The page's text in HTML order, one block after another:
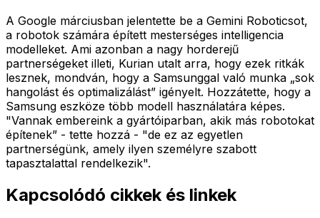
A Google márciusban jelentette be a Gemini Roboticsot,
a robotok számára épített mesterséges intelligencia
modelleket. Ami azonban a nagy horderejű
partnerségeket illeti, Kurian utalt arra, hogy ezek ritkák
lesznek, mondván, hogy a Samsunggal való munka „sok
hangolást és optimalizálást” igényelt. Hozzátette, hogy a
Samsung eszköze több modell használatára képes.
"Vannak embereink a gyártóiparban, akik más robotokat
építenek” - tette hozzá - "de ez az egyetlen
partnerségünk, amely ilyen személyre szabott
tapasztalattal rendelkezik".
Kapcsolódó cikkek és linkek